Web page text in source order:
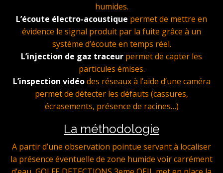
humides.
L’écoute électro-acoustique permet de mettre en
évidence le signal produit par la fuite grâce à un
système d’écoute en temps réel.
L’injection de gaz traceur permet de capter les
particules émises.
L’inspection vidéodes réseaux à l’aide d’une caméra
permet de détecter les défauts (cassures,
écrasements, présence de racines…)
La méthodologie
A partir d’une observation pointue servant à localiser
la présence éventuelle de zone humide voir carrément